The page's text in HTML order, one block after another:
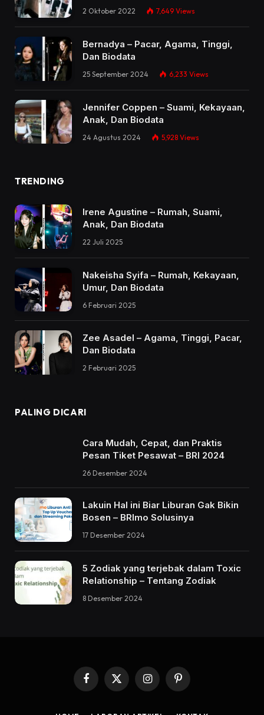
2 Oktober 2022 7,649 Views
Bernadya – Pacar, Agama, Tinggi,
Dan Biodata
25 September 2024 6,233 Views
Jennifer Coppen – Suami, Kekayaan,
Anak, Dan Biodata
24 Agustus 2024 5,928 Views
TRENDING
Irene Agustine – Rumah, Suami,
Anak, Dan Biodata
22 Juli 2025
Nakeisha Syifa – Rumah, Kekayaan,
Umur, Dan Biodata
6 Februari 2025
Zee Asadel – Agama, Tinggi, Pacar,
Dan Biodata
2 Februari 2025
PALING DICARI
Cara Mudah, Cepat, dan Praktis
Pesan Tiket Pesawat – BRI 2024
26 Desember 2024
Lakuin Hal ini Biar Liburan Gak Bikin
Bosen – BRImo Solusinya
17 Desember 2024
5 Zodiak yang terjebak dalam Toxic
Relationship – Tentang Zodiak
8 Desember 2024
Facebook
X
InstagramPinterest